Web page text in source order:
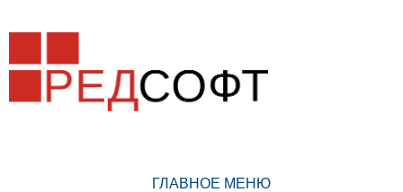
ГЛАВНОЕ МЕНЮ